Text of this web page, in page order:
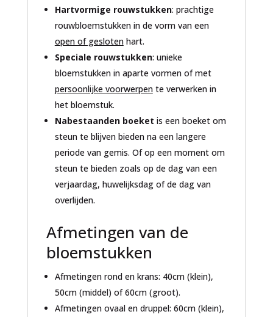
Hartvormige rouwstukken: prachtige
rouwbloemstukken in de vorm van een
open of geslotenhart.
Speciale rouwstukken: unieke
bloemstukken in aparte vormen of met
persoonlijke voorwerpente verwerken in
het bloemstuk.
Nabestaanden boeket is een boeket om
steun te blijven bieden na een langere
periode van gemis. Of op een moment om
steun te bieden zoals op de dag van een
verjaardag, huwelijksdag of de dag van
overlijden.
Afmetingen van de
bloemstukken
Afmetingen rond en krans: 40cm (klein),
50cm (middel) of 60cm (groot).
Afmetingen ovaal en druppel: 60cm (klein),